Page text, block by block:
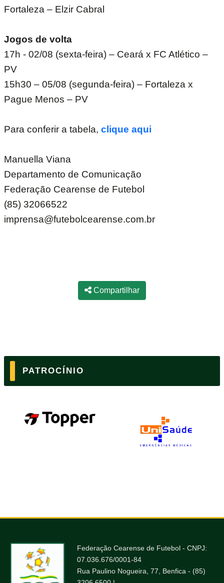
Fortaleza – Elzir Cabral
Jogos de volta
17h - 02/08 (sexta-feira) – Ceará x FC Atlético –
PV
15h30 – 05/08 (segunda-feira) – Fortaleza x
Pague Menos – PV
Para conferir a tabela, clique aqui
Manuella Viana
Departamento de Comunicação
Federação Cearense de Futebol
(85) 32066522
imprensa@futebolcearense.com.br
Compartilhar
PATROCÍNIO
Federação Cearense de Futebol - CNPJ:
07.036.676/0001-84
Rua Paulino Nogueira, 77, Benfica - (85)